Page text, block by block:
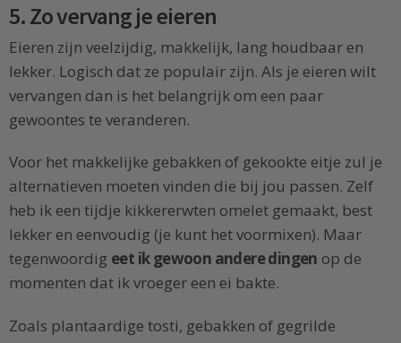
5. Zo vervang je eieren
Eieren zijn veelzijdig, makkelijk, lang houdbaar en
lekker. Logisch dat ze populair zijn. Als je eieren wilt
vervangen dan is het belangrijk om een paar
gewoontes te veranderen.
Voor het makkelijke gebakken of gekookte eitje zul je
alternatieven moeten vinden die bij jou passen. Zelf
heb ik een tijdje kikkererwten omelet gemaakt, best
lekker en eenvoudig (je kunt het voormixen). Maar
tegenwoordig eet ik gewoon andere dingen op de
momenten dat ik vroeger een ei bakte.
Zoals plantaardige tosti, gebakken of gegrilde